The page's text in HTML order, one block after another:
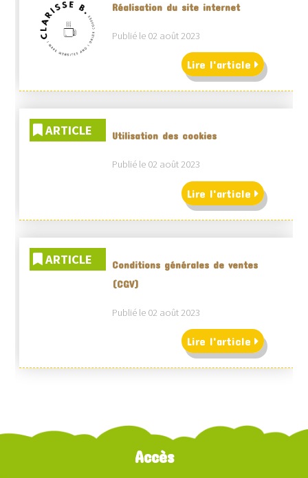
Réalisation du site internet
Publié le 02 août 2023
Lire l'article
ARTICLE Utilisation des cookies
Publié le 02 août 2023
Lire l'article
ARTICLE
Conditions générales de ventes
(CGV)
Publié le 02 août 2023
Lire l'article
Accès